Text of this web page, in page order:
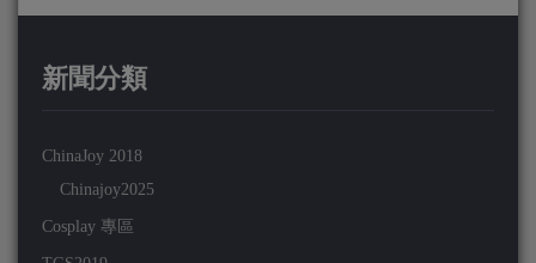
新聞分類
ChinaJoy 2018
Chinajoy2025
Cosplay 專區